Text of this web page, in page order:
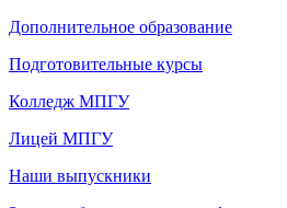
Дополнительное образование
Подготовительные курсы
Колледж МПГУ
Лицей МПГУ
Наши выпускники